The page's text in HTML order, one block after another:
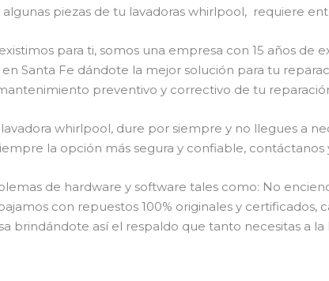
piezas de tu lavadoras whirlpool, requiere
para ti, somos una empresa con 15 años
Santa Fe dándote la mejor solución para tu
preventivo y correctivo de tu
whirlpool, dure por siempre y no llegues a
la opción más segura y confiable, contáctanos
de hardware y software tales como: No
con repuestos 100% originales y
brindándote así el respaldo que tanto necesitas a